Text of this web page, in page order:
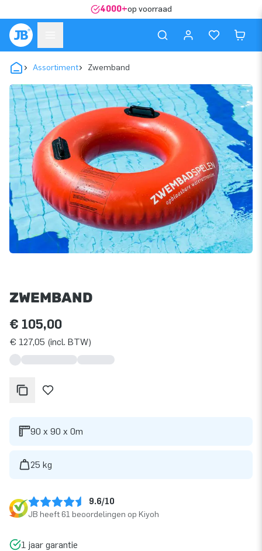
4000+op voorraad
Assortiment Zwemband
ZWEMBAND
€ 105,00
€ 127,05 (incl. BTW)
90 x 90 x 0m
25 kg
9.6/10
JB heeft 61 beoordelingen op Kiyoh
1 jaar garantie